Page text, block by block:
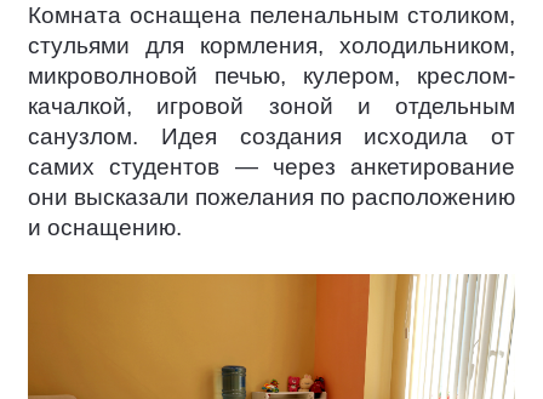
Комната оснащена пеленальным столиком,
стульями для кормления, холодильником,
микроволновой печью, кулером, креслом-
качалкой, игровой зоной и отдельным
санузлом. Идея создания исходила от
самих студентов — через анкетирование
они высказали пожелания по расположению
и оснащению.